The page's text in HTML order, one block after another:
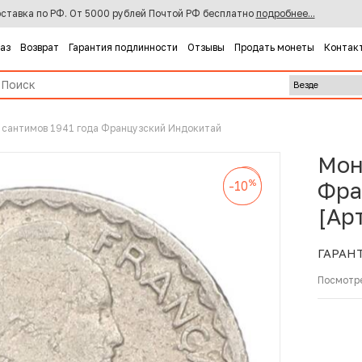
по РФ. От 5000 рублей Почтой РФ бесплатно подробнее...
Возврат Гарантия подлинности Отзывы Продать монеты
сантимов 1941 года Французский Индокитай
-10%
-10%
-10%